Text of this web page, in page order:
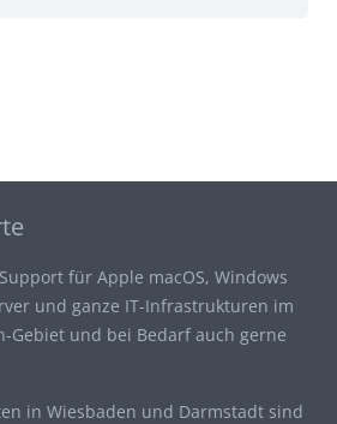
für Apple macOS, Windows
und ganze IT-Infrastrukturen im
Gebiet und bei Bedarf auch gerne
in Wiesbaden und Darmstadt sind